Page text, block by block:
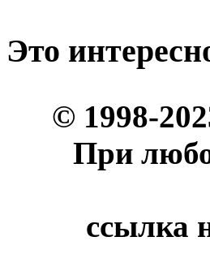
Это
© 1998-
При
ссылка